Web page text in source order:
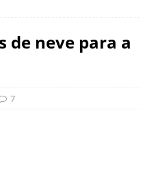
de neve para a
7